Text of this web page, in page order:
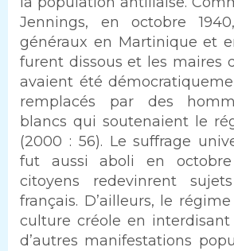
Jennings, en octobre
généraux en Martinique et
furent dissous et les maires
avaient été
remplacés par des
blancs qui soutenaient le
(2000 : 56). Le suffrage
fut aussi aboli en
citoyens redevinrent
français. D’ailleurs, le
culture créole en
d’autres manifestations